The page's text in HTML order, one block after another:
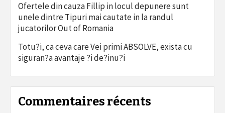
Ofertele din cauza Fillip in locul depunere sunt
unele dintre Tipuri mai cautate in la randul
jucatorilor Out of Romania
Totu?i, ca ceva care Vei primi ABSOLVE, exista cu
siguran?a avantaje ?i de?inu?i
Commentaires récents